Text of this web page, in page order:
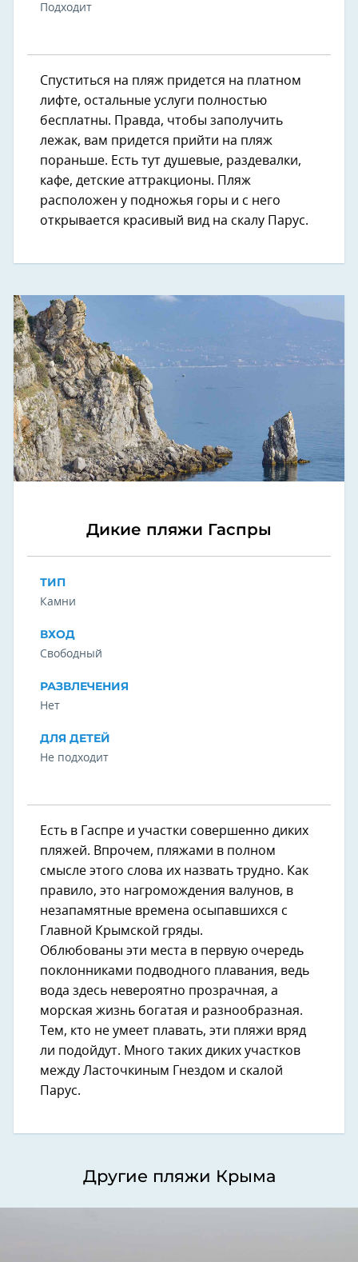
Подходит
Спуститься на пляж придется на платном
лифте, остальные услуги полностью
бесплатны. Правда, чтобы заполучить
лежак, вам придется прийти на пляж
пораньше. Есть тут душевые, раздевалки,
кафе, детские аттракционы. Пляж
расположен у подножья горы и с него
открывается красивый вид на скалу Парус.
Дикие пляжи Гаспры
ТИП
Камни
ВХОД
Свободный
РАЗВЛЕЧЕНИЯ
Нет
ДЛЯ ДЕТЕЙ
Не подходит
Есть в Гаспре и участки совершенно диких
пляжей. Впрочем, пляжами в полном
смысле этого слова их назвать трудно. Как
правило, это нагромождения валунов, в
незапамятные времена осыпавшихся с
Главной Крымской гряды.
Облюбованы эти места в первую очередь
поклонниками подводного плавания, ведь
вода здесь невероятно прозрачная, а
морская жизнь богатая и разнообразная.
Тем, кто не умеет плавать, эти пляжи вряд
ли подойдут. Много таких диких участков
между Ласточкиным Гнездом и скалой
Парус.
Другие пляжи Крыма